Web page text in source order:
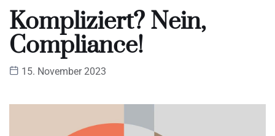
Kompliziert? Nein,
Compliance!
15. November 2023